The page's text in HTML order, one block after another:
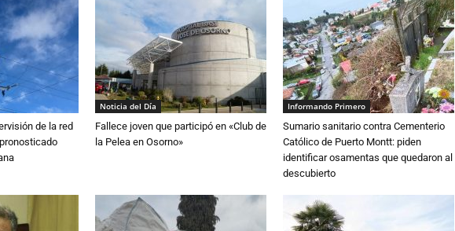
de la red
Noticia del Día
Fallece joven que participó en «Club de
la Pelea en Osorno»
Informando Primero
Sumario sanitario contra Cementerio
Católico de Puerto Montt: piden
identificar osamentas que quedaron al
descubierto